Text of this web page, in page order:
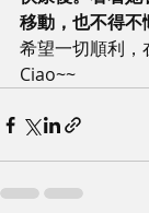
移動，也不得不
希望一切順利，
Ciao~~